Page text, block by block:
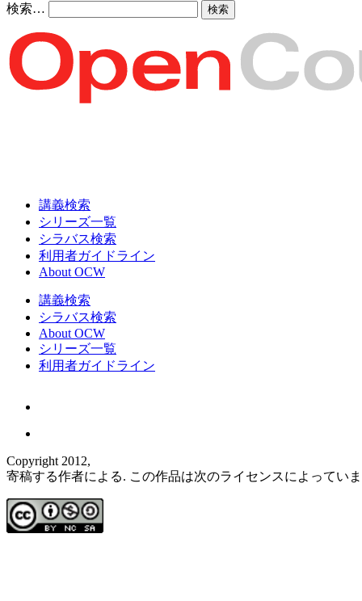
検索…
講義検索
シリーズ一覧
シラバス検索
利用者ガイドライン
About OCW
講義検索
シラバス検索
About OCW
シリーズ一覧
利用者ガイドライン
Copyright 2012,
寄稿する作者による. この作品は次のライセンスによってい